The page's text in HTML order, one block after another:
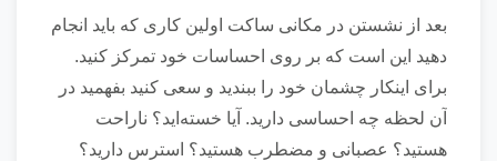
بعد از نشستن در مکانی ساکت اولین کاری که باید انجام
دهید این است که بر روی احساسات خود تمرکز کنید.
برای اینکار چشمان خود را ببندید و سعی کنید بفهمید در
آن لحظه چه احساسی دارید. آیا خسته‌اید؟ ناراحت
هستید؟ عصبانی و مضطرب هستید؟ استرس دارید؟